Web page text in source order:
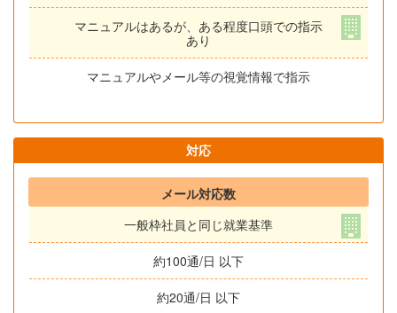
マニュアルはあるが、ある程度口頭での指示
あり
マニュアルやメール等の視覚情報で指示
対応
メール対応数
一般枠社員と同じ就業基準
約100通/日 以下
約20通/日 以下